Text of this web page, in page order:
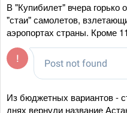
В "Купибилет" вчера горько
"стаи" самолетов,
аэропортах страны. Кроме
Из бюджетных вариантов -
днях вернули название